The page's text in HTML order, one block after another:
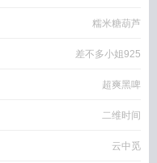
糯米糖葫芦
差不多小姐925
超爽黑啤
二维时间
云中觅